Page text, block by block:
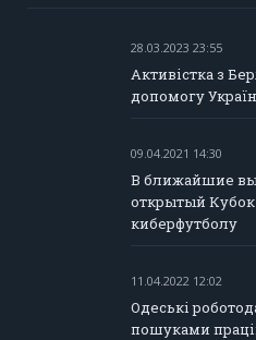
28.03.2023 23:55
Активістка з
допомогу
09.04.2021 14:30
В ближайшие
открытый Кубок
киберфутболу
11.04.2022 12:02
Одеські
пошуками